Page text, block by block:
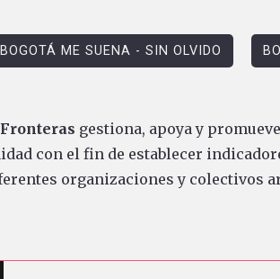
BOGOTÁ ME SUENA - SIN OLVIDO
gestiona, apoya y
con el fin de establecer
organizaciones y colectivos